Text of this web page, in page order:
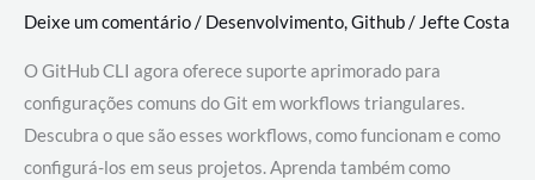
Deixe um comentário/ Desenvolvimento,Github/ Jefte Costa
O GitHub CLI agora oferece suporte aprimorado para
configurações comuns do Git em workflows triangulares.
Descubra o que são esses workflows, como funcionam e como
configurá-los em seus projetos. Aprenda também como